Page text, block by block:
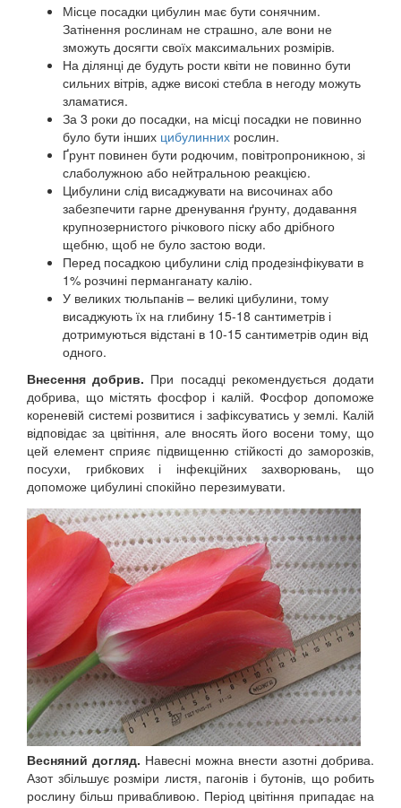
Місце посадки цибулин має бути сонячним.
Затінення рослинам не страшно, але вони не
зможуть досягти своїх максимальних розмірів.
На ділянці де будуть рости квіти не повинно бути
сильних вітрів, адже високі стебла в негоду можуть
зламатися.
За 3 роки до посадки, на місці посадки не повинно
було бути інших цибулинних рослин.
Ґрунт повинен бути родючим, повітропроникною, зі
слаболужною або нейтральною реакцією.
Цибулини слід висаджувати на височинах або
забезпечити гарне дренування ґрунту, додавання
крупнозернистого річкового піску або дрібного
щебню, щоб не було застою води.
Перед посадкою цибулини слід продезінфікувати в
1% розчині перманганату калію.
У великих тюльпанів – великі цибулини, тому
висаджують їх на глибину 15-18 сантиметрів і
дотримуються відстані в 10-15 сантиметрів один від
одного.
Внесення добрив. При посадці рекомендується додати
добрива, що містять фосфор і калій. Фосфор допоможе
кореневій системі розвитися і зафіксуватись у землі. Калій
відповідає за цвітіння, але вносять його восени тому, що
цей елемент сприяє підвищенню стійкості до заморозків,
посухи, грибкових і інфекційних захворювань, що
допоможе цибулині спокійно перезимувати.
Весняний догляд. Навесні можна внести азотні добрива.
Азот збільшує розміри листя, пагонів і бутонів, що робить
рослину більш привабливою. Період цвітіння припадає на